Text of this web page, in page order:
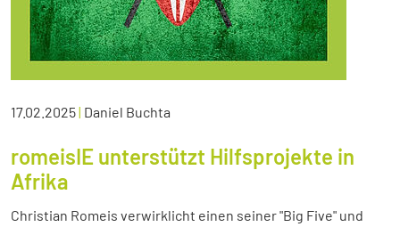
17.02.2025| Daniel Buchta
romeisIE unterstützt Hilfsprojekte in
Afrika
Christian Romeis verwirklicht einen seiner "Big Five" und